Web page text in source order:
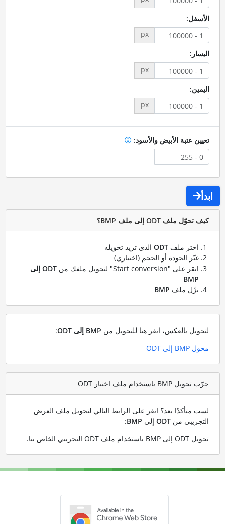
الأسفل:
px
اليسار:
px
اليمين:
px
تعيين عتبة الأبيض والأسود:
ابدأ
كيف تحوّل ملف ODT إلى ملف BMP؟
اختر ملف ODTالذي تريد تحويله
غيّر الجودة أو الحجم (اختياري)
انقر على "Start conversion" لتحويل ملفك من
ODT إلى
BMP
نزّل ملف BMP
لتحويل بالعكس، انقر هنا للتحويل من BMP إلى ODT
:
محول BMP إلى ODT
جرّب تحويل BMP باستخدام ملف اختبار ODT
لست متأكدًا بعد؟ انقر على الرابط التالي لتحويل ملف العرض
التجريبي من ODTإلى BMP
:
تحويل ODT إلى BMP باستخدام ملف ODT التجريبي الخاص بنا
.